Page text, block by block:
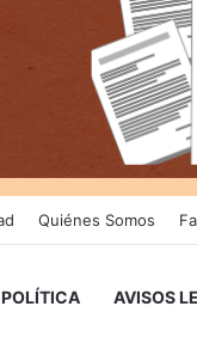
Quiénes Somos
POLÍTICA AVISOS